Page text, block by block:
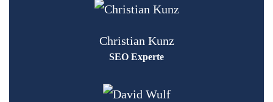
Christian Kunz
SEO Experte